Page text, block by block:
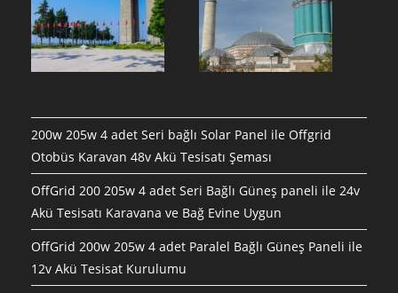
200w 205w 4 adet Seri bağlı Solar Panel ile Offgrid
Otobüs Karavan 48v Akü Tesisatı Şeması
OffGrid 200 205w 4 adet Seri Bağlı Güneş paneli ile 24v
Akü Tesisatı Karavana ve Bağ Evine Uygun
OffGrid 200w 205w 4 adet Paralel Bağlı Güneş Paneli ile
12v Akü Tesisat Kurulumu